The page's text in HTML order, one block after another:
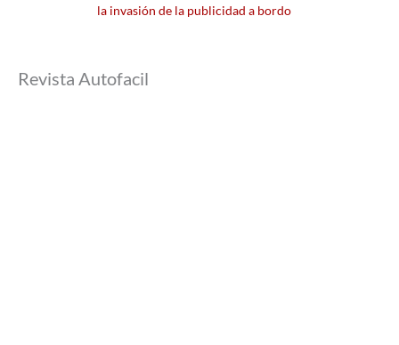
la invasión de la publicidad a bordo
Revista Autofacil